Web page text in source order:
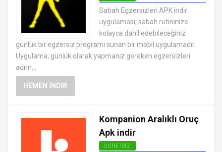
ANDROID SAĞLIK VE FITNESS
UYGULAMALARI APK
Sabah Egzersizleri APK indir
uygulaması, sabah rutininize
kolayca dahil edebileceğiniz
günlük bir egzersiz programı sunan bir mobil uygulamadır.
Uygulama, günlük olarak yapmanız gereken egzersizleri
adım...
HEMEN İNDIR
Kompanion Aralıklı Oruç
Apk indir
ÜCRETSIZ